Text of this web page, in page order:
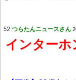
52:つらたんニュースさん
インターホ